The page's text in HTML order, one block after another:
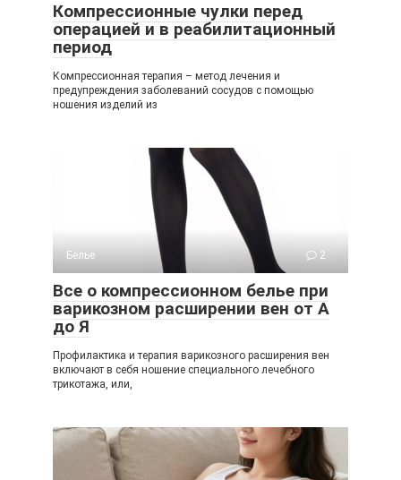
Компрессионные чулки перед
операцией и в реабилитационный
период
Компрессионная терапия – метод лечения и
предупреждения заболеваний сосудов с помощью
ношения изделий из
Белье 2
Все о компрессионном белье при
варикозном расширении вен от А
до Я
Профилактика и терапия варикозного расширения вен
включают в себя ношение специального лечебного
трикотажа, или,